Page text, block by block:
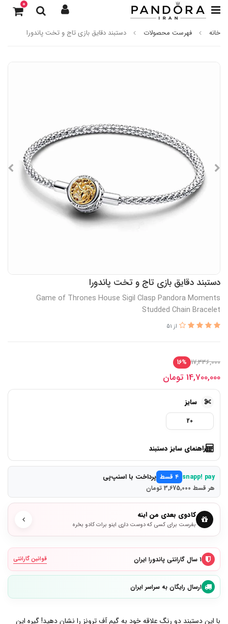
0
خانه فهرست محصولات دستبند دقایق بازی تاج و تخت پاندورا
دستبند دقایق بازی تاج و تخت پاندورا
Game of Thrones House Sigil Clasp Pandora Moments
Studded Chain Bracelet
از 51
17,336,000
16%
14,700,000 تومان
سایز
20
راهنمای سایز دستبند
snapp! pay ۴ قسط پرداخت با اسنپ‌پی
هر قسط 3,675,000 تومان
کادوی بعدی من اینه
بفرست برای کسی که دوست داری اینو برات کادو بخره
۱ سال گارانتی پاندورا ایران قوانین گارانتی
ارسال رایگان به سراسر ایران
با این دستبند دو رنگ علاقه خود به گیم آف ترونز را نشان دهید! گیره این